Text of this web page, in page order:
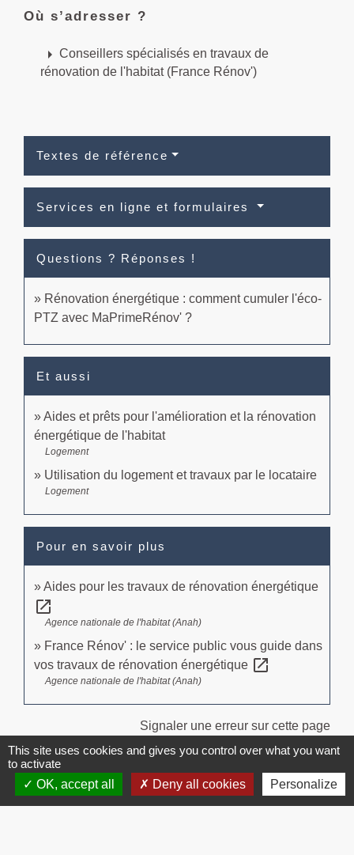
Où s’adresser ?
arrow_right Conseillers spécialisés en travaux de
rénovation de l'habitat (France Rénov')
Textes de référence
Services en ligne et formulaires
Questions ? Réponses !
Rénovation énergétique : comment cumuler l'éco-
PTZ avec MaPrimeRénov' ?
Et aussi
Aides et prêts pour l'amélioration et la rénovation
énergétique de l'habitat
Logement
Utilisation du logement et travaux par le locataire
Logement
Pour en savoir plus
Aides pour les travaux de rénovation énergétique
open_in_new
Agence nationale de l'habitat (Anah)
France Rénov' : le service public vous guide dans
vos travaux de rénovation énergétique open_in_new
Agence nationale de l'habitat (Anah)
Signaler une erreur sur cette page
This site uses cookies and gives you control over what you want
to activate
OK, accept all
Deny all cookies Personalize